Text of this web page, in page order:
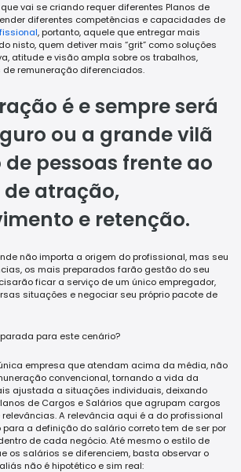
vai se criando requer diferentes Planos de
diferentes competências e capacidades de
, portanto, aquele que entregar mais
nisto, quem detiver mais “grit” como soluções
atitude e visão ampla sobre os trabalhos,
remuneração diferenciados.
é e sempre será
ou a grande vilã
pessoas frente ao
atração,
e retenção.
não importa a origem do profissional, mas seu
os mais preparados farão gestão do seu
ficar a serviço de um único empregador,
situações e negociar seu próprio pacote de
para este cenário?
empresa que atendam acima da média, não
convencional, tornando a vida da
ajustada a situações individuais, deixando
de Cargos e Salários que agrupam cargos
A relevância aqui é a do profissional
a definição do salário correto tem de ser por
de cada negócio. Até mesmo o estilo de
os salários se diferenciem, basta observar o
não é hipotético e sim real: